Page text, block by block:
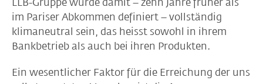
LLB-Gruppe würde damit – zehn Jahre früher als
im Pariser Abkommen definiert – vollständig
klimaneutral sein, das heisst sowohl in ihrem
Bankbetrieb als auch bei ihren Produkten.
Ein wesentlicher Faktor für die Erreichung der uns